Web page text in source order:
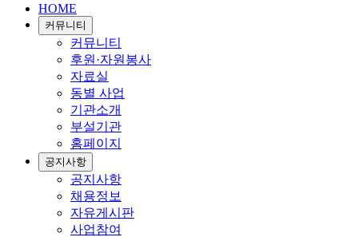
HOME
커뮤니티
커뮤니티
후원·자원봉사
자료실
동별 사업
기관소개
부설기관
홈페이지
공지사항
공지사항
채용정보
자유게시판
사업참여